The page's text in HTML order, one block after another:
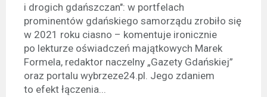
i drogich gdańszczan": w portfelach
prominentów gdańskiego samorządu zrobiło się
w 2021 roku ciasno – komentuje ironicznie
po lekturze oświadczeń majątkowych Marek
Formela, redaktor naczelny „Gazety Gdańskiej”
oraz portalu wybrzeze24.pl. Jego zdaniem
to efekt łączenia...